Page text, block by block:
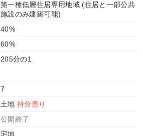
第一種低層住居専用地域 (住居と一部公共
施設のみ建築可能)
40%
60%
205分の1
7
土地持分売り
公開終了
宅地